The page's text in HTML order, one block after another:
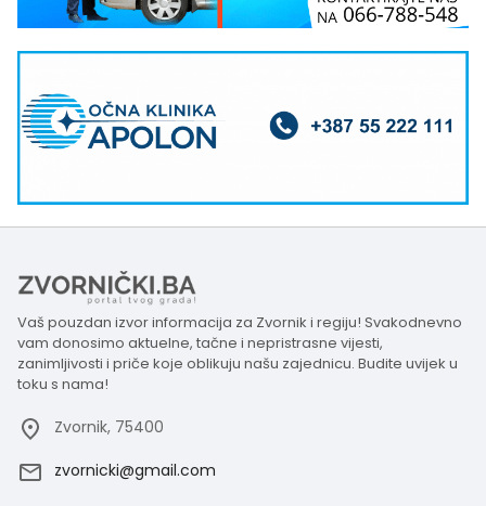
Vaš pouzdan izvor informacija za Zvornik i regiju! Svakodnevno
vam donosimo aktuelne, tačne i nepristrasne vijesti,
zanimljivosti i priče koje oblikuju našu zajednicu. Budite uvijek u
toku s nama!
Zvornik, 75400
zvornicki@gmail.com